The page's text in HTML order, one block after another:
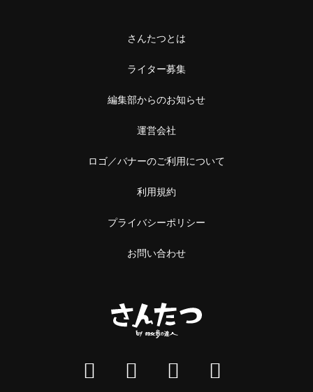
さんたつとは
ライター募集
編集部からのお知らせ
運営会社
ロゴ／バナーのご利用について
利用規約
プライバシーポリシー
お問い合わせ